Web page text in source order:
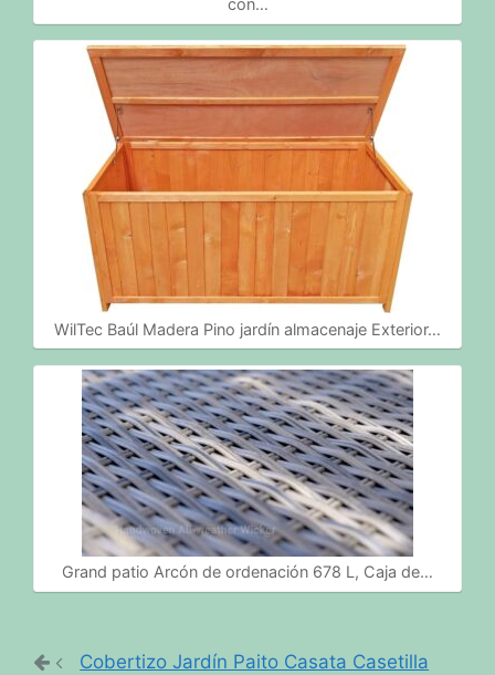
con…
WilTec Baúl Madera Pino jardín almacenaje Exterior…
Grand patio Arcón de ordenación 678 L, Caja de…
Cobertizo Jardín Paito Casata Casetilla